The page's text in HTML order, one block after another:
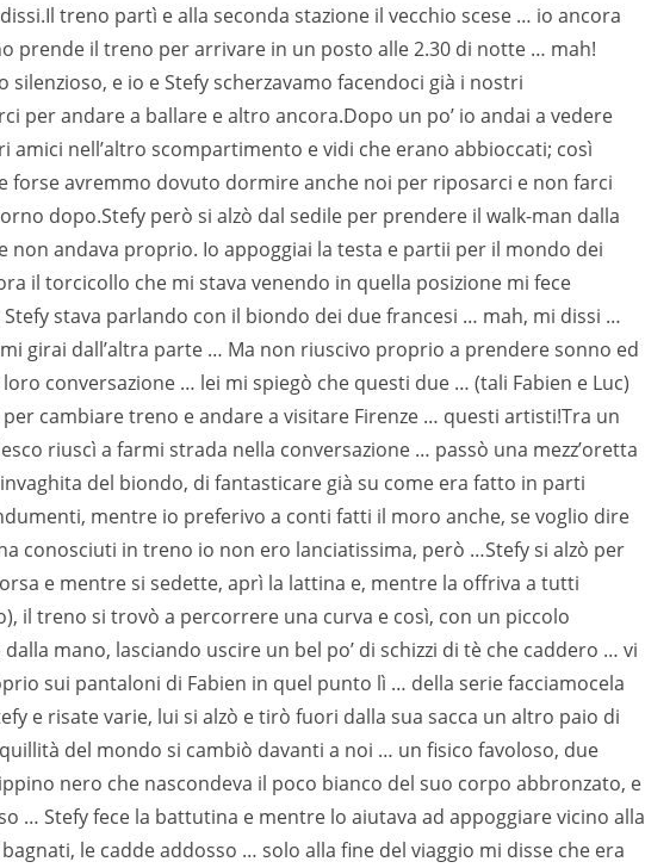
treno partì e alla seconda stazione il vecchio scese … io ancora
prende il treno per arrivare in un posto alle 2.30 di notte … mah!
e io e Stefy scherzavamo facendoci già i nostri
per andare a ballare e altro ancora.Dopo un po’ io andai a vedere
amici nell’altro scompartimento e vidi che erano abbioccati; così
forse avremmo dovuto dormire anche noi per riposarci e non farci
dopo.Stefy però si alzò dal sedile per prendere il walk-man dalla
non andava proprio. Io appoggiai la testa e partii per il mondo dei
il torcicollo che mi stava venendo in quella posizione mi fece
stava parlando con il biondo dei due francesi … mah, mi dissi …
girai dall’altra parte … Ma non riuscivo proprio a prendere sonno ed
conversazione … lei mi spiegò che questi due … (tali Fabien e Luc)
cambiare treno e andare a visitare Firenze … questi artisti!Tra un
riuscì a farmi strada nella conversazione … passò una mezz’oretta
del biondo, di fantasticare già su come era fatto in parti
mentre io preferivo a conti fatti il moro anche, se voglio dire
conosciuti in treno io non ero lanciatissima, però …Stefy si alzò per
e mentre si sedette, aprì la lattina e, mentre la offriva a tutti
il treno si trovò a percorrere una curva e così, con un piccolo
mano, lasciando uscire un bel po’ di schizzi di tè che caddero … vi
sui pantaloni di Fabien in quel punto lì … della serie facciamocela
e risate varie, lui si alzò e tirò fuori dalla sua sacca un altro paio di
del mondo si cambiò davanti a noi … un fisico favoloso, due
nero che nascondeva il poco bianco del suo corpo abbronzato, e
… Stefy fece la battutina e mentre lo aiutava ad appoggiare vicino alla
le cadde addosso … solo alla fine del viaggio mi disse che era